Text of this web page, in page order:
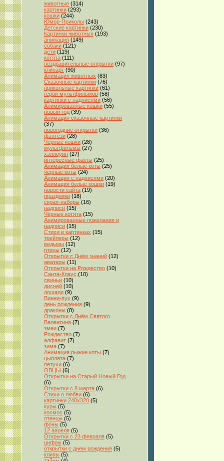
животные (314)
картинки (293)
кошки (244)
Юмор-Приколы (243)
Детские картинки (230)
Картинки животных (193)
анимация (149)
собаки (121)
дети (119)
котята (111)
поздравительные открытки (97)
клипарт (90)
Анимация животных (83)
Сказочные картинки (76)
прикольные картинки (61)
герои мультфильмов (58)
картинки с надписями (56)
Анимированные кошки (55)
новый год (39)
Анимация сказочные картинки
(37)
новогодние открытки (36)
фэнтези (28)
Чёрные кошки (28)
мультфильмы (27)
хэллоуин (27)
интересные факты (25)
Анимация белые коты (25)
черные коты (24)
Анимация с надписями (20)
Анимация белые кошки (19)
новости сайта (19)
праздники (18)
скрап-наборы (16)
надписи (15)
Чёрные котята (15)
Анимированные пожелания и
надписи (15)
Стихи в картинках (15)
трейлеры (12)
ведьмы (12)
птицы (12)
Открытки с Днём знаний (12)
аватары (11)
Открытки на Рождество (10)
Санта-Клаус (10)
свиньи (10)
дисней (10)
лошади (9)
Винни-пух (9)
день рождения (9)
драконы (8)
Открытки с Днём Святого
Валентина (7)
змеи (7)
Рождество (7)
алфавит (7)
зима (7)
Анимация рыжие коты (7)
цыплята (7)
петухи (6)
ОВЦЫ (6)
Открытки на Старый Новый Год
(6)
Открытки с 8 марта (6)
Стихи о любви (6)
картинки 240x320 (5)
куры (5)
космос (5)
птенцы (5)
фоны (5)
12 апреля (5)
Открытки с 23 февраля (5)
цифры (5)
открытки с днем рождения (5)
клипы (5)